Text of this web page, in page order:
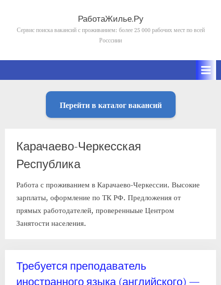
content
РаботаЖилье.Ру
Сервис поиска вакансий с проживанием: более 25 000 рабочих мест по всей
Росссиии
Перейти в каталог вакансий
Карачаево-Черкесская
Республика
Работа с проживанием в Карачаево-Черкессии. Высокие
зарплаты, оформление по ТК РФ. Предложения от
прямых работодателей, проверенныые Центром
Занятости населения.
Требуется преподаватель
иностранного языка (английского) —